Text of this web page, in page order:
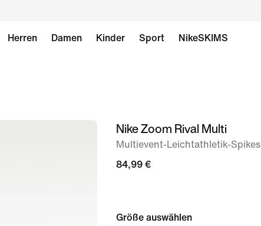
Herren Damen Kinder Sport NikeSKIMS
Bild 1Nike Zoom Rival Multi
Multievent-Leichtathletik-Spikes
84,99 €
Größe auswählen